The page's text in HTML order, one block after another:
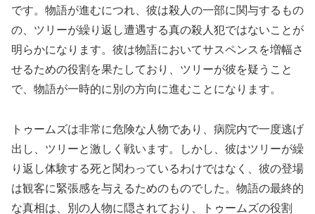
です。物語が進むにつれ、彼は殺人の一部に関与するもの
の、ツリーが繰り返し遭遇する真の殺人犯ではないことが
明らかになります。彼は物語においてサスペンスを増幅さ
せるための役割を果たしており、ツリーが彼を疑うこと
で、物語が一時的に別の方向に進むことになります。
トゥームズは非常に危険な人物であり、病院内で一度逃げ
出し、ツリーと激しく戦います。しかし、彼はツリーが繰
り返し体験する死と関わっているわけではなく、彼の登場
は観客に緊張感を与えるためのものでした。物語の最終的
な真相は、別の人物に隠されており、トゥームズの役割